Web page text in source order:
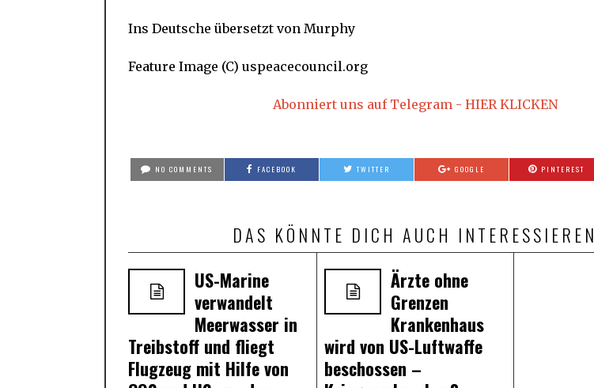
Ins Deutsche übersetzt von Murphy
Feature Image (C) uspeacecouncil.org
Abonniert uns auf Telegram - HIER KLICKEN
NO COMMENTS FACEBOOK TWITTER GOOGLE PINTEREST
DAS KÖNNTE DICH AUCH INTERESSIEREN
US-Marine
verwandelt
Meerwasser in
Treibstoff und fliegt
Flugzeug mit Hilfe von
Ärzte ohne
Grenzen
Krankenhaus
wird von US-Luftwaffe
beschossen –